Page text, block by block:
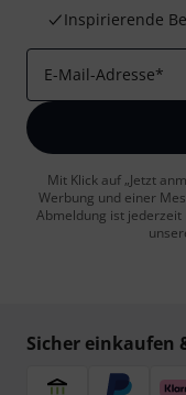
Inspirierende
E-Mail-Adresse*
Mit Klick auf „Jetzt
Werbung und einer
Abmeldung ist
Sicher einkaufen